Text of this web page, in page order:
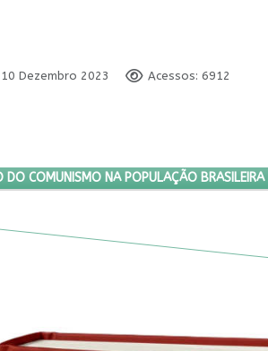
Dezembro 2023 Acessos: 6912
INCUTIR MEDO DO COMUNISMO NA
DO COMUNISMO NA POPULAÇÃO BRASILEIRA